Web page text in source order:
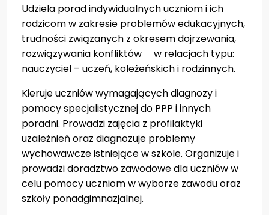
Dla nauczycieli
Kadra nauczycielska
Aktywna tablica
Do pobrania - nauczyciele
27 stycznia- Międzynarodowy Dzień Pamięci
o Ofiarach Holokaustu
Konkurs
Aktualności
Udziela porad indywidualnych uczniom i ich
rodzicom w zakresie problemów edukacyjnych,
trudności związanych z okresem dojrzewania,
rozwiązywania konfliktów w relacjach typu:
nauczyciel – uczeń, koleżeńskich i rodzinnych.
Kieruje uczniów wymagających diagnozy i
pomocy specjalistycznej do PPP i innych
poradni. Prowadzi zajęcia z profilaktyki
uzależnień oraz diagnozuje problemy
wychowawcze istniejące w szkole. Organizuje i
prowadzi doradztwo zawodowe dla uczniów w
celu pomocy uczniom w wyborze zawodu oraz
szkoły ponadgimnazjalnej.